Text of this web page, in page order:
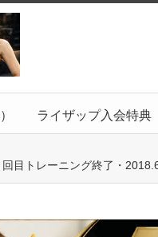
ライザップ入会特典
目トレーニング終了・